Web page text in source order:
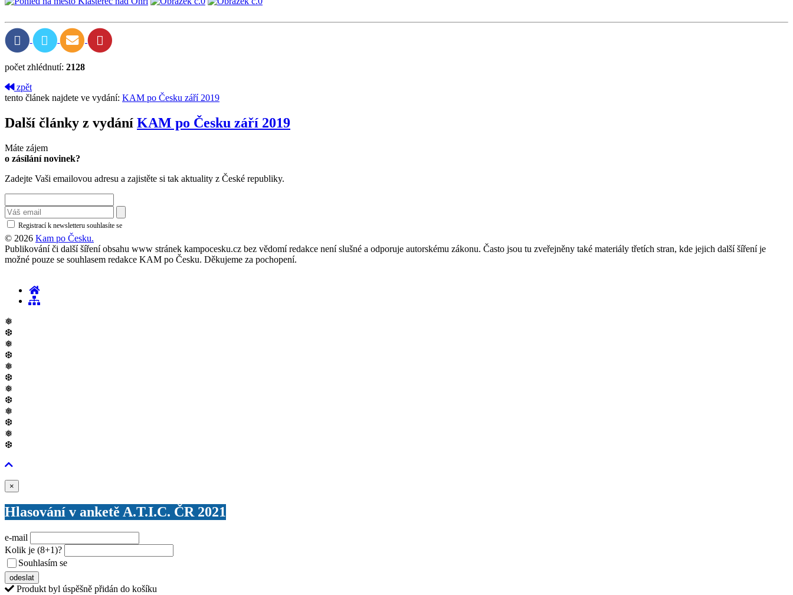
počet zhlédnutí: 2128
zpět
tento článek najdete ve vydání: KAM po Česku září 2019
Další články z vydání KAM po Česku září 2019
Máte zájem
o zásílání novinek?
Zadejte Vaši emailovou adresu a zajistěte si tak aktuality z České republiky.
Registrací k newsletteru souhlasíte se
© 2026 Kam po Česku.
Publikování či další šíření obsahu www stránek kampocesku.cz bez vědomí redakce není slušné a odporuje autorskému zákonu. Často jsou tu zveřejněny také materiály třetích stran, kde jejich další šíření je
možné pouze se souhlasem redakce KAM po Česku. Děkujeme za pochopení.
❅
❆
❅
❆
❅
❆
❅
❆
❅
❆
❅
❆
×
Hlasování v anketě A.T.I.C. ČR 2021
e-mail
Kolik je (8+1)?
Souhlasím se
odeslat
Produkt byl úspěšně přidán do košíku